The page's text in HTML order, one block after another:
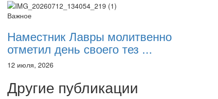
Важное
Наместник Лавры молитвенно
отметил день своего тез ...
12 июля, 2026
Другие публикации